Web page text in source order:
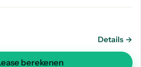
Details →
berekenen